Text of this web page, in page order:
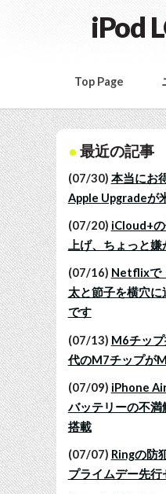
iPod
Top Page
最近の記事
(07/30) 本当にお
Apple Upgradeが
(07/20) iCloud+
上げ、ちょっと嫌
(07/16) Netflixで
太と節子を横穴
です
(07/13) M6チッ
代のM7チップが
(07/09) iPhone
バッテリーの不
搭載
(07/07) Ringの防
プライムデー先行